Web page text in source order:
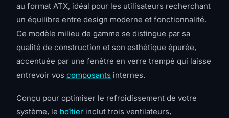
au format ATX, idéal pour les utilisateurs recherchant
un équilibre entre design moderne et fonctionnalité.
Ce modèle milieu de gamme se distingue par sa
qualité de construction et son esthétique épurée,
accentuée par une fenêtre en verre trempé qui laisse
entrevoir vos composants internes.
Conçu pour optimiser le refroidissement de votre
système, le boîtier inclut trois ventilateurs,